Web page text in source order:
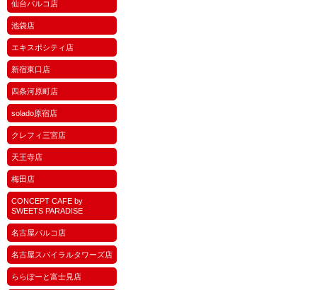
仙台パルコ店
池袋店
エキスポシティ店
新宿東口店
四条河原町店
solado原宿店
クレフィ三宮店
天王寺店
梅田店
CONCEPT CAFE by
SWEETS PARADISE
名古屋パルコ店
名古屋スパイラルタワーズ店
ららぽーと富士見店